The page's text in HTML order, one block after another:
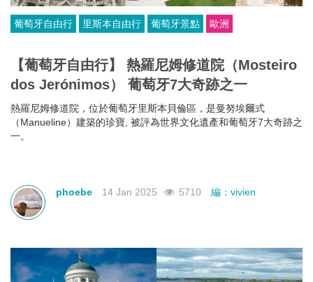
葡萄牙自由行 里斯本自由行 葡萄牙景點 歐洲
【葡萄牙自由行】 熱羅尼姆修道院（Mosteiro
dos Jerónimos） 葡萄牙7大奇跡之一
熱羅尼姆修道院，位於葡萄牙里斯本貝倫區，是曼努埃爾式
（Manueline）建築的珍寶, 被評為世界文化遺產和葡萄牙7大奇跡之
一。
phoebe 14 Jan 2025 5710 編：vivien